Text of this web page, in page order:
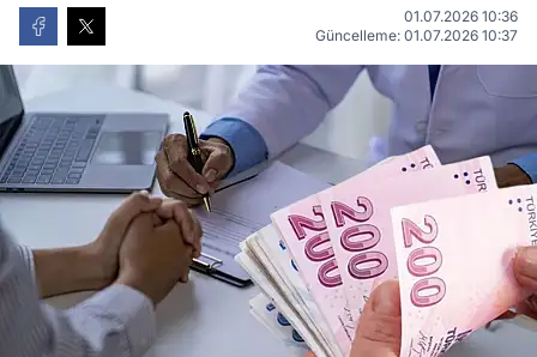
01.07.2026 10:36
Güncelleme: 01.07.2026 10:37